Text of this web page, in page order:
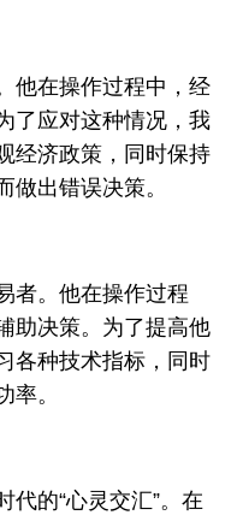
他在操作过程中，经
了应对这种情况，我
经济政策，同时保持
做出错误决策。
者。他在操作过程
助决策。为了提高他
各种技术指标，同时
率。
代的“心灵交汇”。在